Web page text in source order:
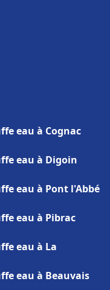
eau à Cognac
eau à Digoin
eau à Pont l'Abbé
eau à Pibrac
eau à La
eau à Beauvais